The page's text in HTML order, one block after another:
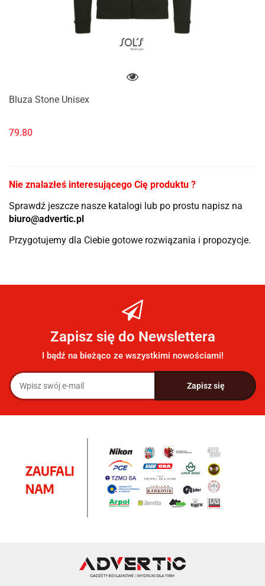
Bluza Stone Unisex
79.80
Nie znalazłeś interesującego Cię produktu ?
Sprawdź jeszcze nasze katalogi lub po prostu napisz na
biuro@advertic.pl
Przygotujemy dla Ciebie gotowe rozwiązania i propozycje.
Zapisz się do Newslettera
I bądź na bieżąco ze wszystkimi nowościami!